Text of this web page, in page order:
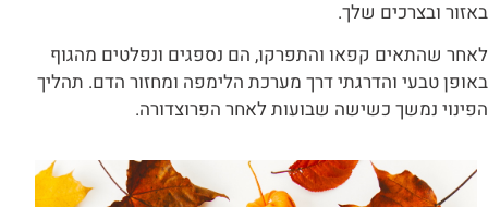
באזור ובצרכים שלך.
לאחר שהתאים קפאו והתפרקו, הם נספגים ונפלטים מהגוף
באופן טבעי והדרגתי דרך מערכת הלימפה ומחזור הדם. תהליך
הפינוי נמשך כשישה שבועות לאחר הפרוצדורה.